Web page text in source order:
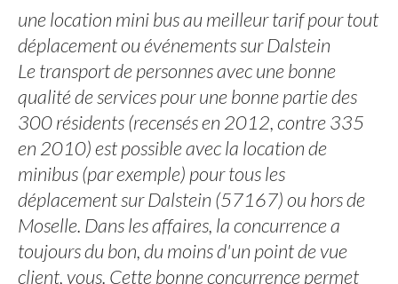
une location mini bus au meilleur tarif pour tout
déplacement ou événements sur Dalstein
Le transport de personnes avec une bonne
qualité de services pour une bonne partie des
300 résidents (recensés en 2012, contre 335
en 2010) est possible avec la location de
minibus (par exemple) pour tous les
déplacement sur Dalstein (57167) ou hors de
Moselle. Dans les affaires, la concurrence a
toujours du bon, du moins d'un point de vue
client, vous. Cette bonne concurrence permet